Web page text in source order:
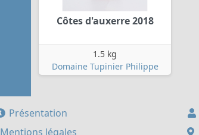
Côtes d'auxerre 2018
1.5 kg
Domaine Tupinier Philippe
Présentation
Mentions légales